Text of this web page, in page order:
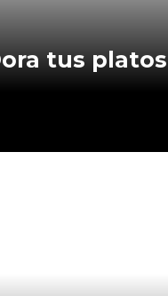
Dora tus platos